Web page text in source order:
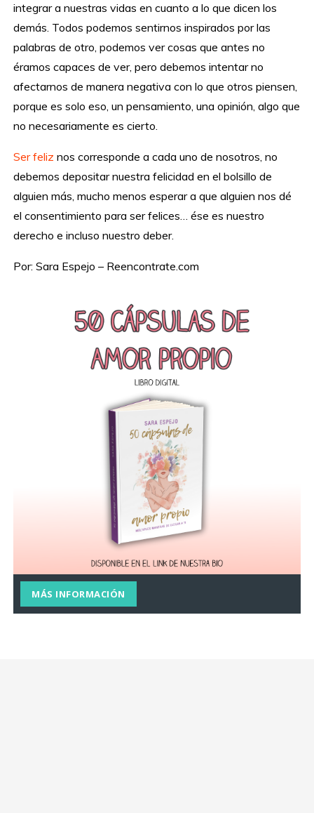
integrar a nuestras vidas en cuanto a lo que dicen los
demás. Todos podemos sentirnos inspirados por las
palabras de otro, podemos ver cosas que antes no
éramos capaces de ver, pero debemos intentar no
afectarnos de manera negativa con lo que otros piensen,
porque es solo eso, un pensamiento, una opinión, algo que
no necesariamente es cierto.
Ser feliz nos corresponde a cada uno de nosotros, no
debemos depositar nuestra felicidad en el bolsillo de
alguien más, mucho menos esperar a que alguien nos dé
el consentimiento para ser felices… ése es nuestro
derecho e incluso nuestro deber.
Por: Sara Espejo – Reencontrate.com
MÁS INFORMACIÓN